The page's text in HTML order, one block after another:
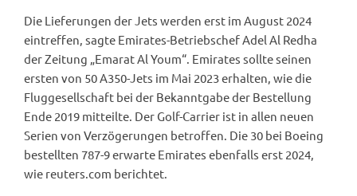
Die Lieferungen der Jets werden erst im August 2024
eintreffen, sagte Emirates-Betriebschef Adel Al Redha
der Zeitung „Emarat Al Youm“. Emirates sollte seinen
ersten von 50 A350-Jets im Mai 2023 erhalten, wie die
Fluggesellschaft bei der Bekanntgabe der Bestellung
Ende 2019 mitteilte. Der Golf-Carrier ist in allen neuen
Serien von Verzögerungen betroffen. Die 30 bei Boeing
bestellten 787-9 erwarte Emirates ebenfalls erst 2024,
wie reuters.com berichtet.